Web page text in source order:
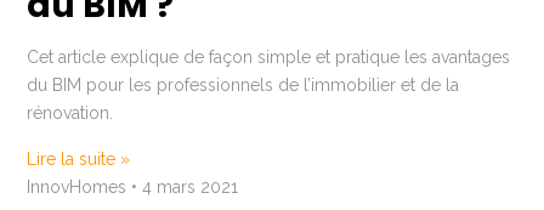
Cet article explique de façon simple et pratique les avantages
du BIM pour les professionnels de l’immobilier et de la
rénovation.
Lire la suite »
InnovHomes
4 mars 2021